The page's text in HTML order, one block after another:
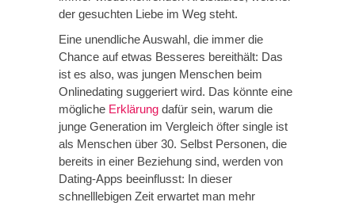
der gesuchten Liebe im Weg steht.
Eine unendliche Auswahl, die immer die
Chance auf etwas Besseres bereithält: Das
ist es also, was jungen Menschen beim
Onlinedating suggeriert wird. Das könnte eine
mögliche Erklärung dafür sein, warum die
junge Generation im Vergleich öfter single ist
als Menschen über 30. Selbst Personen, die
bereits in einer Beziehung sind, werden von
Dating-Apps beeinflusst: In dieser
schnelllebigen Zeit erwartet man mehr